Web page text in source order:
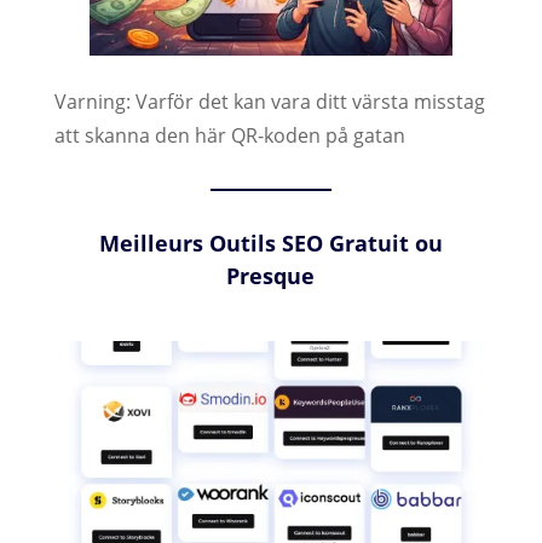
Varning: Varför det kan vara ditt värsta misstag
att skanna den här QR-koden på gatan
Meilleurs Outils SEO Gratuit ou
Presque